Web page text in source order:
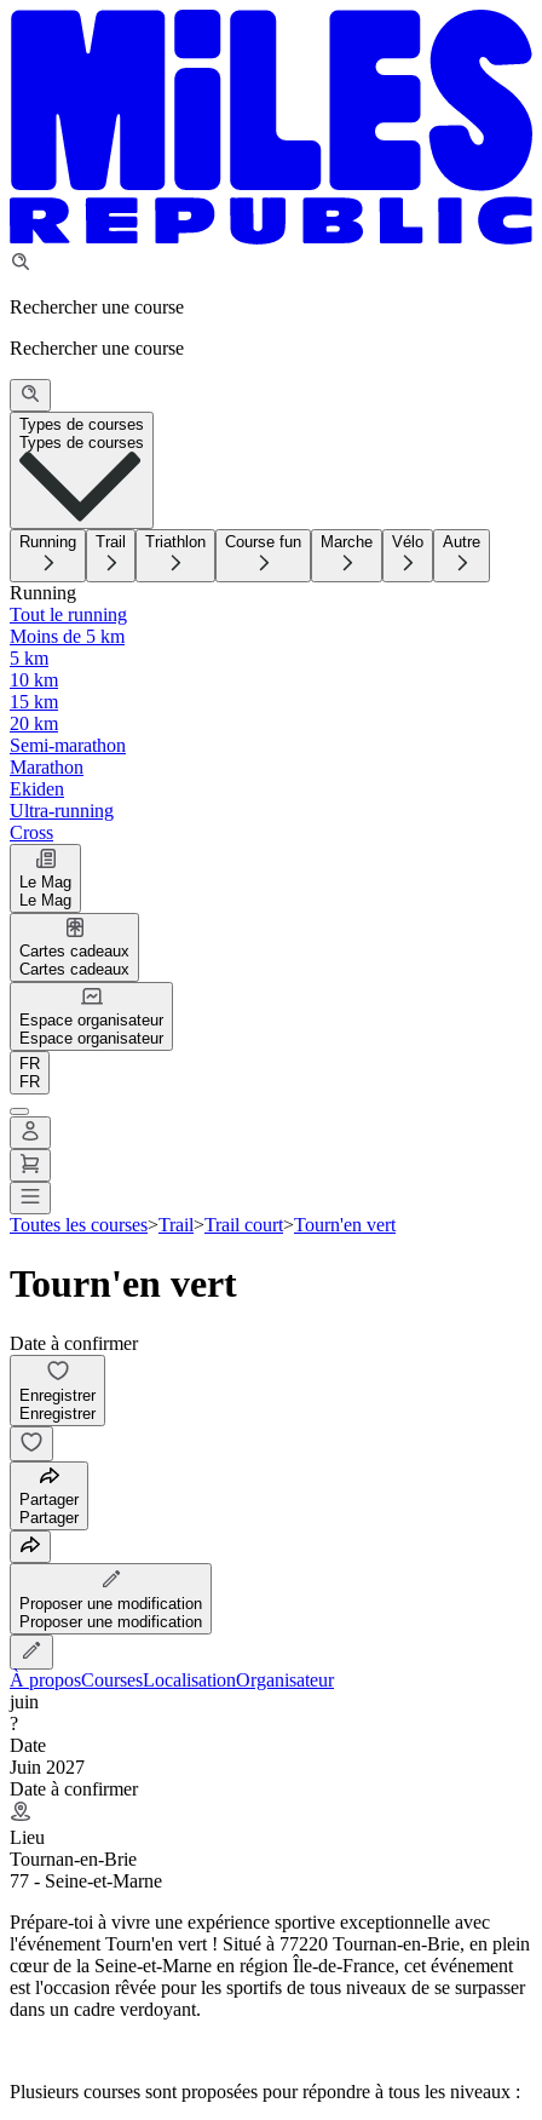
Rechercher une course
Rechercher une course
Types de courses
Types de courses
Running Trail Triathlon Course fun Marche Vélo Autre
Running
Tout le running
Moins de 5 km
5 km
10 km
15 km
20 km
Semi-marathon
Marathon
Ekiden
Ultra-running
Cross
Le Mag
Le Mag
Cartes cadeaux
Cartes cadeaux
Espace organisateur
Espace organisateur
FR
FR
Toutes les courses>Trail>Trail court>Tourn'en vert
Tourn'en vert
Date à confirmer
Enregistrer
Enregistrer
Partager
Partager
Proposer une modification
Proposer une modification
À proposCoursesLocalisationOrganisateur
juin
?
Date
Juin 2027
Date à confirmer
Lieu
Tournan-en-Brie
77 - Seine-et-Marne
Prépare-toi à vivre une expérience sportive exceptionnelle avec
l'événement Tourn'en vert ! Situé à 77220 Tournan-en-Brie, en plein
cœur de la Seine-et-Marne en région Île-de-France, cet événement
est l'occasion rêvée pour les sportifs de tous niveaux de se surpasser
dans un cadre verdoyant.
Plusieurs courses sont proposées pour répondre à tous les niveaux :